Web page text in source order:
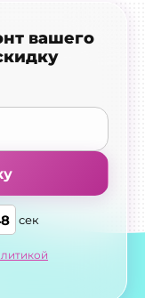
вашего
сек